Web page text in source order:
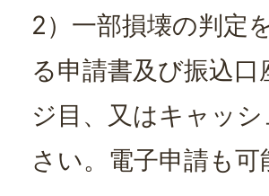
2）一部損壊の判定
る申請書及び振込
ジ目、又はキャッ
さい。電子申請も可